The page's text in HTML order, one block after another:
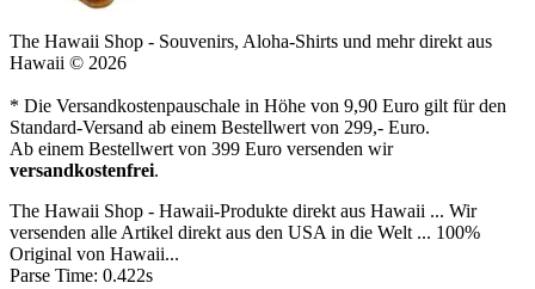
The Hawaii Shop - Souvenirs, Aloha-Shirts und mehr direkt aus
Hawaii © 2026
* Die Versandkostenpauschale in Höhe von 9,90 Euro gilt für den
Standard-Versand ab einem Bestellwert von 299,- Euro.
Ab einem Bestellwert von 399 Euro versenden wir
versandkostenfrei.
The Hawaii Shop - Hawaii-Produkte direkt aus Hawaii ... Wir
versenden alle Artikel direkt aus den USA in die Welt ... 100%
Original von Hawaii...
Parse Time: 0.422s